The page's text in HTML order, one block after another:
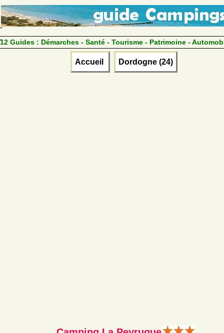
12 Guides : Démarches - Santé - Tourisme - Patrimoine -
Accueil Dordogne (24)